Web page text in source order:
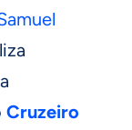
Cruzeiro